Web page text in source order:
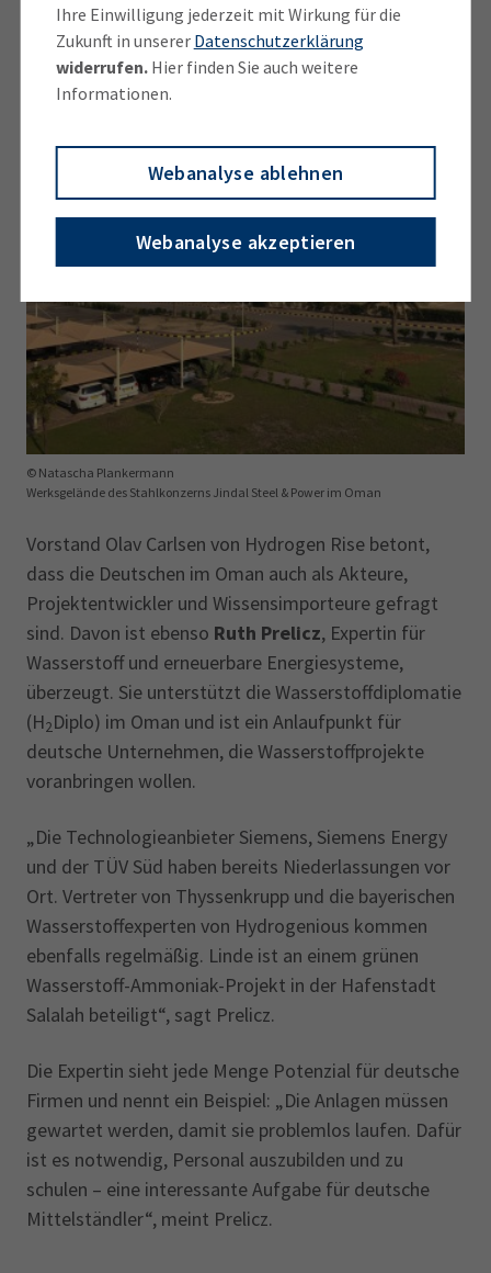
Ihre Einwilligung jederzeit mit Wirkung für die
Zukunft in unserer Datenschutzerklärung
widerrufen.Hier finden Sie auch weitere
Informationen.
Webanalyse ablehnen
Webanalyse akzeptieren
Werksgelände des Stahlkonzerns Jindal Steel & Power im Oman
© Natascha Plankermann
Vorstand Olav Carlsen von Hydrogen Rise betont,
dass die Deutschen im Oman auch als Akteure,
Projektentwickler und Wissensimporteure gefragt
sind. Davon ist ebenso Ruth Prelicz, Expertin für
Wasserstoff und erneuerbare Energiesysteme,
überzeugt. Sie unterstützt die Wasserstoffdiplomatie
(H2Diplo) im Oman und ist ein Anlaufpunkt für
deutsche Unternehmen, die Wasserstoffprojekte
voranbringen wollen.
„Die Technologieanbieter Siemens, Siemens Energy
und der TÜV Süd haben bereits Niederlassungen vor
Ort. Vertreter von Thyssenkrupp und die bayerischen
Wasserstoffexperten von Hydrogenious kommen
ebenfalls regelmäßig. Linde ist an einem grünen
Wasserstoff-Ammoniak-Projekt in der Hafenstadt
Salalah beteiligt“, sagt Prelicz.
Die Expertin sieht jede Menge Potenzial für deutsche
Firmen und nennt ein Beispiel: „Die Anlagen müssen
gewartet werden, damit sie problemlos laufen. Dafür
ist es notwendig, Personal auszubilden und zu
schulen – eine interessante Aufgabe für deutsche
Mittelständler“, meint Prelicz.